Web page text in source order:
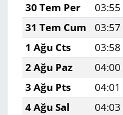
30 Tem Per
03:55
31 Tem Cum
03:57
1 Ağu Cts
03:58
2 Ağu Paz
04:00
3 Ağu Pts
04:01
4 Ağu Sal
04:03